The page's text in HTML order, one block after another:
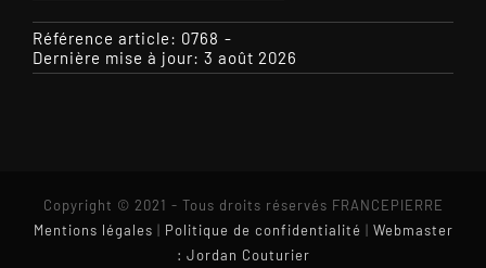
Référence article: 0768 -
Dernière mise à jour: 3 août 2026
Copyright © 2021 - Tous droits réservés FRANCEPIERRE
Mentions légales | Politique de confidentialité | Webmaster
: Jordan Couturier